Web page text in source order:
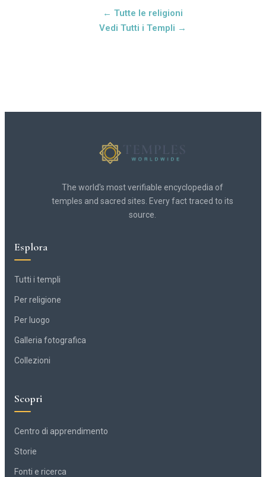
← Tutte le religioni
Vedi Tutti i Templi →
The world's most verifiable encyclopedia of
temples and sacred sites. Every fact traced to its
source.
Esplora
Tutti i templi
Per religione
Per luogo
Galleria fotografica
Collezioni
Scopri
Centro di apprendimento
Storie
Fonti e ricerca